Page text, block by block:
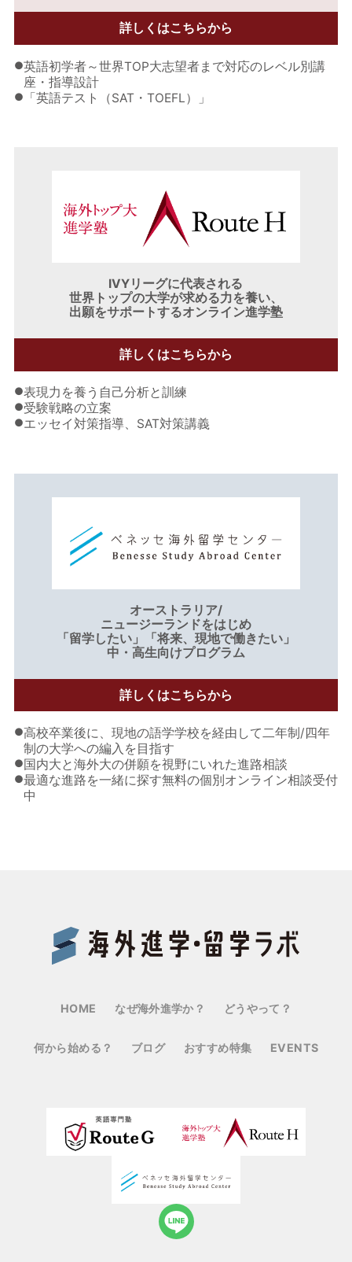
詳しくはこちらから
●英語初学者～世界TOP大志望者まで対応のレベル別講
座・指導設計
● 「英語テスト（SAT・TOEFL）」
IVYリーグに代表される
世界トップの大学が求める力を養い、
出願をサポートするオンライン進学塾
詳しくはこちらから
●表現力を養う自己分析と訓練
●受験戦略の立案
●エッセイ対策指導、SAT対策講義
オーストラリア/
ニュージーランドをはじめ
「留学したい」「将来、現地で働きたい」
中・高生向けプログラム
詳しくはこちらから
●高校卒業後に、現地の語学学校を経由して二年制/四年
制の大学への編入を目指す
●国内大と海外大の併願を視野にいれた進路相談
●最適な進路を一緒に探す無料の個別オンライン相談受付
中
HOME なぜ海外進学か？ どうやって？
何から始める？ ブログ おすすめ特集 EVENTS